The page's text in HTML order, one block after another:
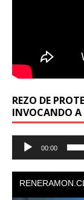
REZO DE
INVOCANDO A
Reproductor
00:00